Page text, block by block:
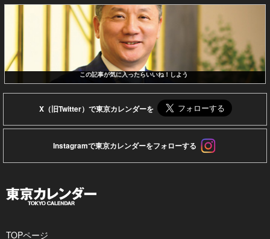
この記事が気に入ったらいいね！しよう
X（旧Twitter）で東京カレンダーを
Instagramで東京カレンダーをフォローする
TOPページ